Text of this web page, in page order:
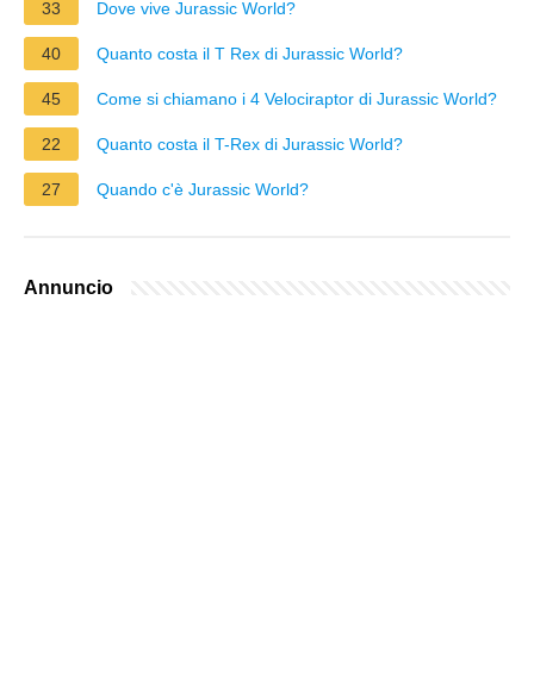
33 Dove vive Jurassic World?
40 Quanto costa il T Rex di Jurassic World?
45 Come si chiamano i 4 Velociraptor di Jurassic World?
22 Quanto costa il T-Rex di Jurassic World?
27 Quando c'è Jurassic World?
Annuncio